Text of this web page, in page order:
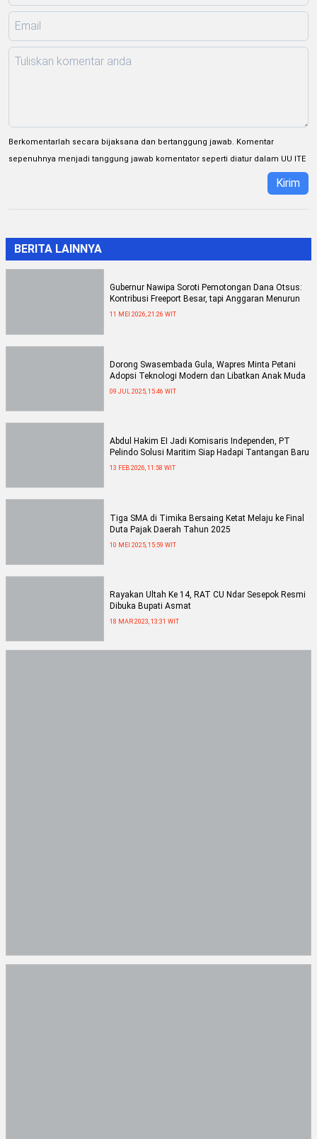
Berkomentarlah secara bijaksana dan bertanggung jawab. Komentar
sepenuhnya menjadi tanggung jawab komentator seperti diatur dalam UU ITE
Kirim
BERITA LAINNYA
Gubernur Nawipa Soroti Pemotongan Dana Otsus:
Kontribusi Freeport Besar, tapi Anggaran Menurun
11 MEI 2026, 21:26 WIT
Dorong Swasembada Gula, Wapres Minta Petani
Adopsi Teknologi Modern dan Libatkan Anak Muda
09 JUL 2025, 15:46 WIT
Abdul Hakim EI Jadi Komisaris Independen, PT
Pelindo Solusi Maritim Siap Hadapi Tantangan Baru
13 FEB 2026, 11:58 WIT
Tiga SMA di Timika Bersaing Ketat Melaju ke Final
Duta Pajak Daerah Tahun 2025
10 MEI 2025, 15:59 WIT
Rayakan Ultah Ke 14, RAT CU Ndar Sesepok Resmi
Dibuka Bupati Asmat
18 MAR 2023, 13:31 WIT